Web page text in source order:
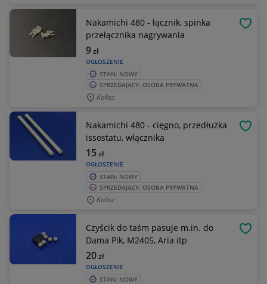
Nakamichi 480 - łącznik, spinka
przełącznika nagrywania
OGŁOSZENIE
9zł
STAN: NOWY
SPRZEDAJĄCY: OSOBA PRYWATNA
Kalisz
Nakamichi 480 - cięgno, przedłużka
issostatu, włącznika
OGŁOSZENIE
15zł
STAN: NOWY
SPRZEDAJĄCY: OSOBA PRYWATNA
Kalisz
Czyścik do taśm pasuje m.in. do
Dama Pik, M2405, Aria itp
OGŁOSZENIE
20zł
STAN: NOWY